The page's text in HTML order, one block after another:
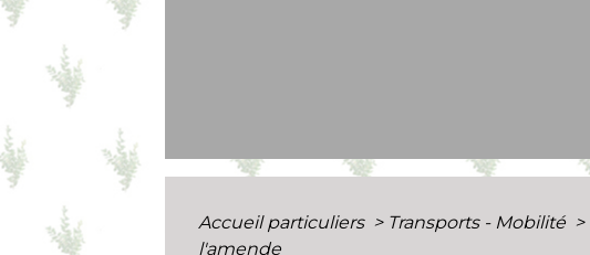
Accueil particuliers > Transports - Mobilité >
l'amende